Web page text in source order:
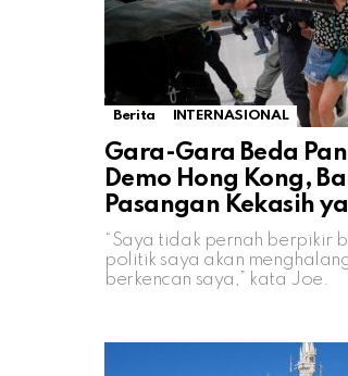
Berita INTERNASIONAL
Gara-Gara Beda
Demo Hong Kong,
Pasangan Kekasih
“Saya tidak pernah berpikir
politik saya akan
berkencan saya,” kata Joe.